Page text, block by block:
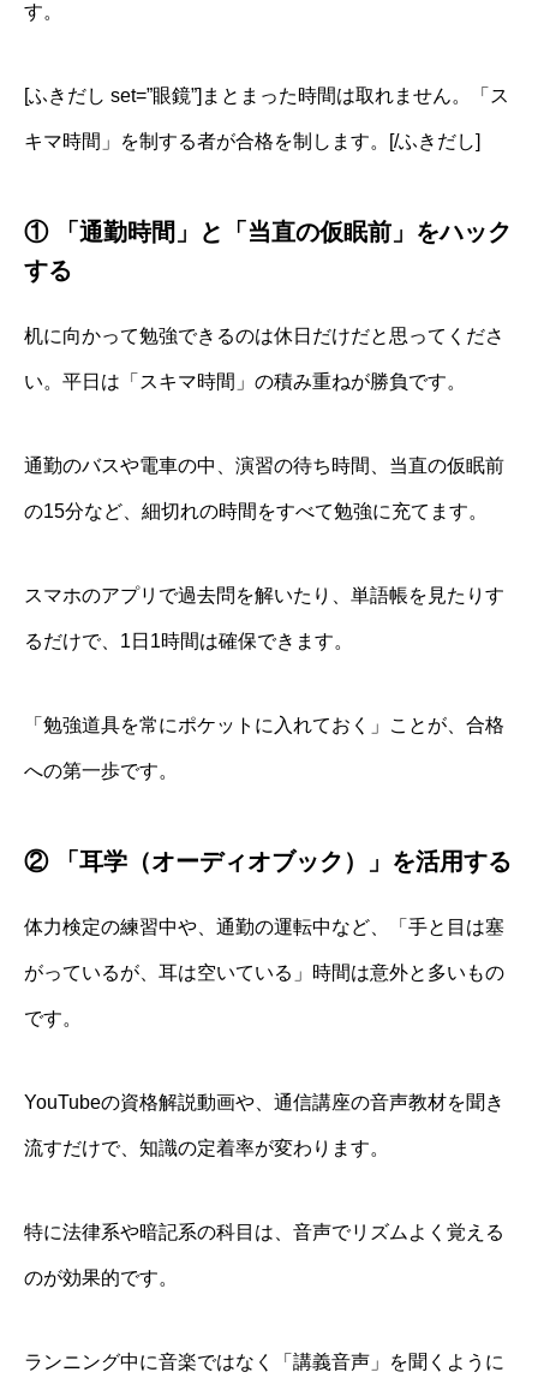
す。
[ふきだし set=”眼鏡”]まとまった時間は取れません。「ス
キマ時間」を制する者が合格を制します。[/ふきだし]
① 「通勤時間」と「当直の仮眠前」をハック
する
机に向かって勉強できるのは休日だけだと思ってくださ
い。平日は「スキマ時間」の積み重ねが勝負です。
通勤のバスや電車の中、演習の待ち時間、当直の仮眠前
の15分など、細切れの時間をすべて勉強に充てます。
スマホのアプリで過去問を解いたり、単語帳を見たりす
るだけで、1日1時間は確保できます。
「勉強道具を常にポケットに入れておく」ことが、合格
への第一歩です。
② 「耳学（オーディオブック）」を活用する
体力検定の練習中や、通勤の運転中など、「手と目は塞
がっているが、耳は空いている」時間は意外と多いもの
です。
YouTubeの資格解説動画や、通信講座の音声教材を聞き
流すだけで、知識の定着率が変わります。
特に法律系や暗記系の科目は、音声でリズムよく覚える
のが効果的です。
ランニング中に音楽ではなく「講義音声」を聞くように